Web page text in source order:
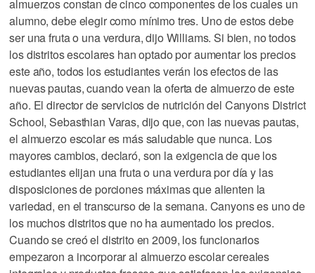
almuerzos constan de cinco componentes de los cuales un
alumno, debe elegir como mínimo tres. Uno de estos debe
ser una fruta o una verdura, dijo Williams. Si bien, no todos
los distritos escolares han optado por aumentar los precios
este año, todos los estudiantes verán los efectos de las
nuevas pautas, cuando vean la oferta de almuerzo de este
año. El director de servicios de nutrición del Canyons District
School, Sebasthian Varas, dijo que, con las nuevas pautas,
el almuerzo escolar es más saludable que nunca. Los
mayores cambios, declaró, son la exigencia de que los
estudiantes elijan una fruta o una verdura por día y las
disposiciones de porciones máximas que alienten la
variedad, en el transcurso de la semana. Canyons es uno de
los muchos distritos que no ha aumentado los precios.
Cuando se creó el distrito en 2009, los funcionarios
empezaron a incorporar al almuerzo escolar cereales